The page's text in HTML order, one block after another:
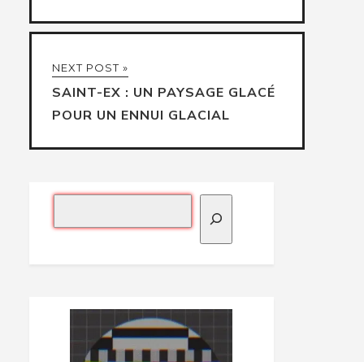
NEXT POST »
SAINT-EX : UN PAYSAGE GLACÉ
POUR UN ENNUI GLACIAL